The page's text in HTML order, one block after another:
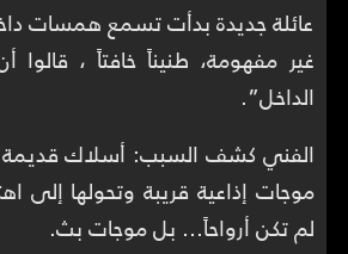
عائلة جديدة بدأت تسمع همسات
غير مفهومة، طنيناً خافتاً ،
الداخل”.
الفني كشف السبب: أسلاك قديمة
موجات إذاعية قريبة وتحولها إلى
لم تكن أرواحاً… بل موجات بث.